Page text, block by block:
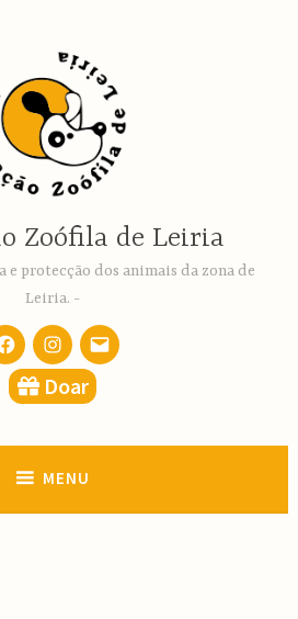
Zoófila de Leiria
e protecção dos animais da zona de
Leiria.
Instagram
email
Doar
MENU